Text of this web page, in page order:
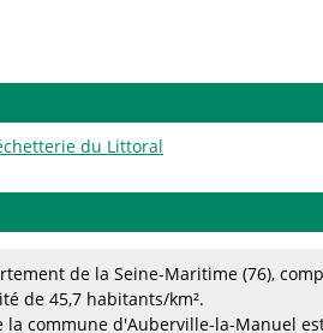
du Littoral
de la Seine-Maritime (76),
de 45,7 habitants/km².
commune d'Auberville-la-Manuel